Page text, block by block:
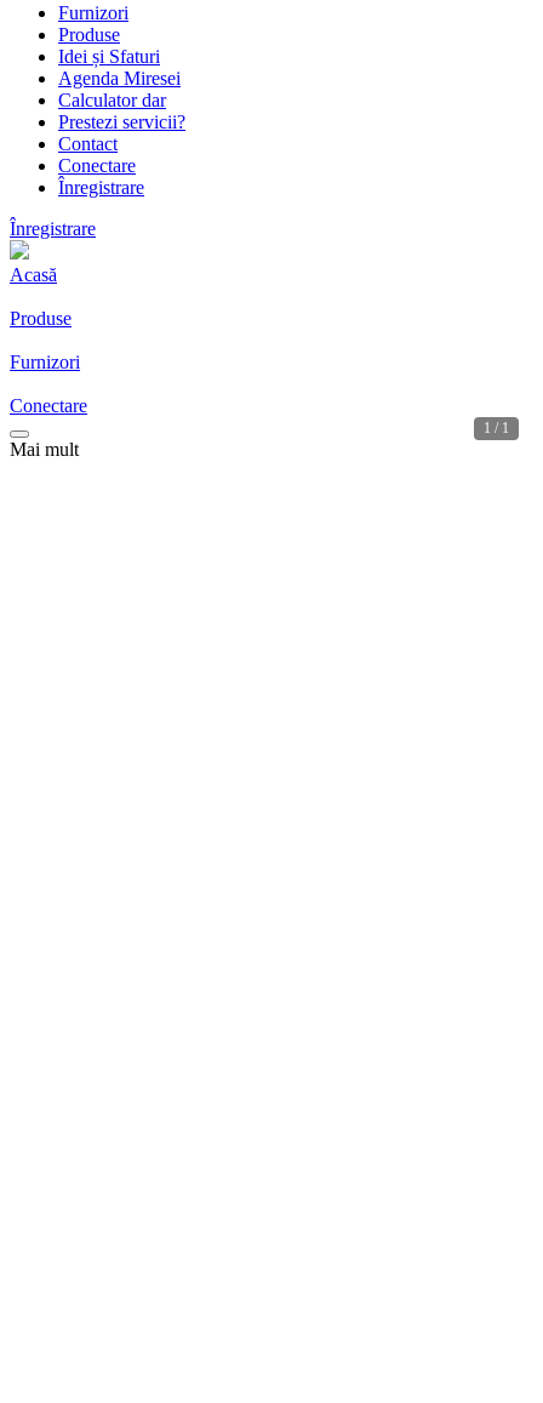
1 / 1
Furnizori
Produse
Idei și Sfaturi
Agenda Miresei
Calculator dar
Prestezi servicii?
Contact
Conectare
Înregistrare
Înregistrare
Acasă
Produse
Furnizori
Conectare
Mai mult